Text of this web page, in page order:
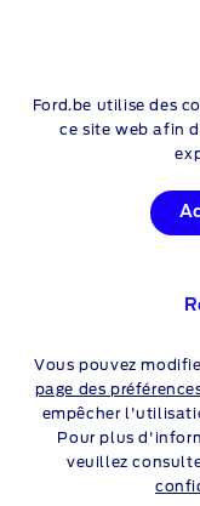
Ford.be utilise des
ce site web afin
Vous pouvez
page des
empêcher
Pour plus
veuillez
FORDE-TRANSIT